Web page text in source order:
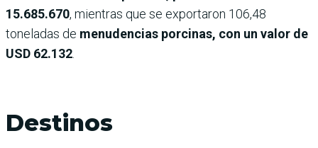
15.685.670, mientras que se exportaron 106,48
toneladas de menudencias porcinas, con un valor de
USD 62.132
Destinos